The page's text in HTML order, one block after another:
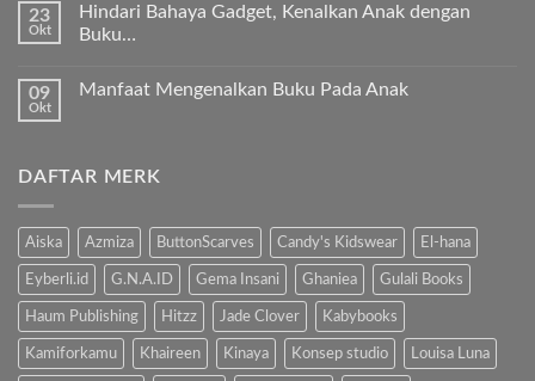
ajari
kita
pada
“Kenapa
23
Okt
Hindari Bahaya Gadget, Kenalkan Anak dengan
Buku…
komentar
Kenalkan
Anak
09
Okt
Manfaat Mengenalkan Buku Pada Anak
Manfaat
Anak
DAFTAR MERK
Aiska Azmiza ButtonScarves Candy's Kidswear El-hana
Eyberli.id G.N.A.ID Gema Insani Ghaniea Gulali Books
Haum Publishing Hitzz Jade Clover Kabybooks
Kamiforkamu Khaireen Kinaya Konsep studio Louisa Luna